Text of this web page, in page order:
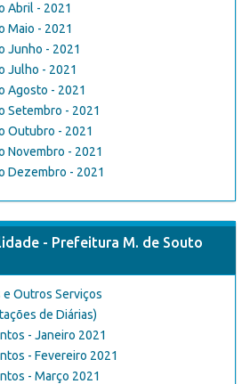
Abril - 2021
Maio - 2021
Junho - 2021
Julho - 2021
Agosto - 2021
Setembro - 2021
Outubro - 2021
Novembro - 2021
Dezembro - 2021
- Prefeitura M. de Souto
e Outros Serviços
de Diárias)
- Janeiro 2021
- Fevereiro 2021
- Março 2021